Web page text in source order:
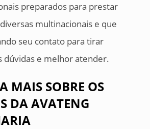
preparados para prestar
multinacionais e que
seu contato para tirar
dúvidas e melhor atender.
MAIS SOBRE OS
DA AVATENG